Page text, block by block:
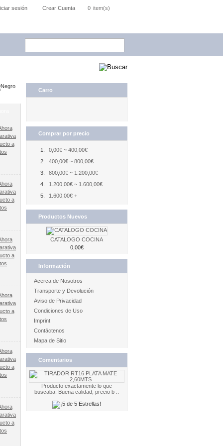
sesión Crear Cuenta 0 item(s)
a
a
a
a
a
a
Carro
Comprar por precio
0,00€ ~ 400,00€
400,00€ ~ 800,00€
800,00€ ~ 1.200,00€
1.200,00€ ~ 1.600,00€
1.600,00€ +
Productos Nuevos
CATALOGO COCINA
0,00€
Información
Acerca de Nosotros
Transporte y Devolución
Aviso de Privacidad
Condiciones de Uso
Imprint
Contáctenos
Mapa de Sitio
Comentarios
Producto exactamente lo que
buscaba. Buena calidad, precio b ..